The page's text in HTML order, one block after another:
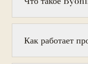
Как работает